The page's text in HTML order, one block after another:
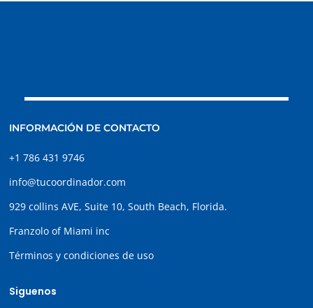
INFORMACIÓN DE CONTACTO
+1 786 431 9746
info@tucoordinador.com
929 collins AVE, Suite 10, South Beach, Florida.
Franzolo of Miami inc
Términos y condiciones de uso
Siguenos